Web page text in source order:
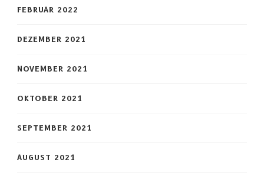
FEBRUAR 2022
DEZEMBER 2021
NOVEMBER 2021
OKTOBER 2021
SEPTEMBER 2021
AUGUST 2021